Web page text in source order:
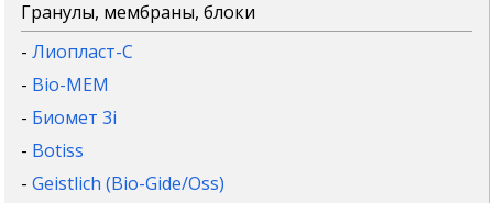
Гранулы, мембраны, блоки
-Лиопласт-С
- Bio-MEM
- Биомет 3i
- Botiss
-Geistlich (Bio-Gide/Oss)